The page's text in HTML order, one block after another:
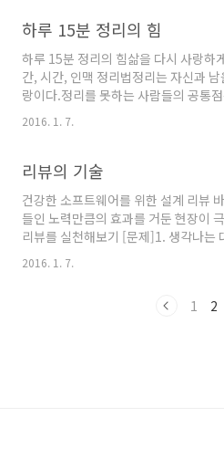
할 수 있는 능력이 생긴다고 합니다. 모
니다. 그 동기부여를 하는 가장 큰 목적
내지 말고 실행하라는 것입니다. 그동
들을 추천 받아왔었는데, 막상 책 하나
꺼려지는 제 모습을 보았습니다. 그래서
그리고, 밀리의 서재를 구독했습니다.
기구독을 찾다..
하루 15분 정리의 힘
하루 15분 정리의 힘삶을 다시 사랑하
간, 시간, 인맥 정리법정리는 자신과
랑이다.정리를 못하는 사람들의 공통
의 일이나 인생에 대한 애정이 부족하다
다.만약 자신이 평생 동안 꿈꿔왔던 회
위에 서류는 아무렇게나 던져 두고, 컴
시작하겠는가? 사랑을 열정적으로 시
날을 떠올려 보라. 오랫동안 짝사랑하
처음으로 연애를 시작한 날, 그 사람에
물을 아무 곳에나 던져두다가 어디 있는
1. 돈이다: 정리하지 않는 가정당 평균
2016. 1. 7.
리뷰의 기술
건강한 소프트웨어를 위한 설계 리뷰
들인 노력만큼의 효과를 거둔 현장이
리뷰를 실천해보기 [문제]1. 생각나는
대한 지적이 준다.2. 건수 채우기- 건수
지기 쉽다.3. 문서 작성자 헐뜯기- 비난
용을 절감하는 것이 리뷰를 시행하는
2016. 1. 7.
1 2